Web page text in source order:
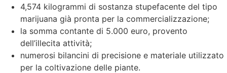
4,574 kilogrammi di sostanza stupefacente del tipo
marijuana già pronta per la commercializzazione;
la somma contante di 5.000 euro, provento
dell’illecita attività;
numerosi bilancini di precisione e materiale utilizzato
per la coltivazione delle piante.